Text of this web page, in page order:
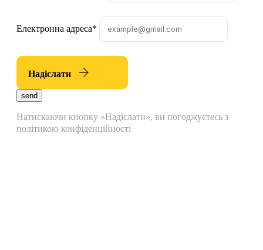
Електронна адреса*
Надіслати
send
Натискаючи кнопку «Надіслати», ви погоджуєтесь з
політикою конфіденційності